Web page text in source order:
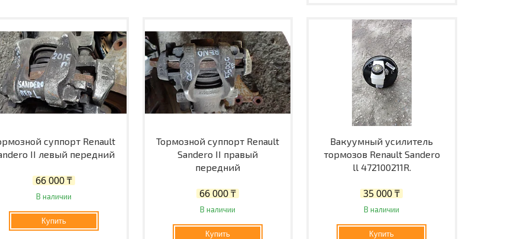
суппорт Renault
II левый передний
66 000 ₸
В наличии
Купить
Тормозной суппорт Renault
Sandero II правый
передний
66 000 ₸
В наличии
Купить
Вакуумный усилитель
тормозов Renault Sandero
ll 472100211R.
35 000 ₸
В наличии
Купить